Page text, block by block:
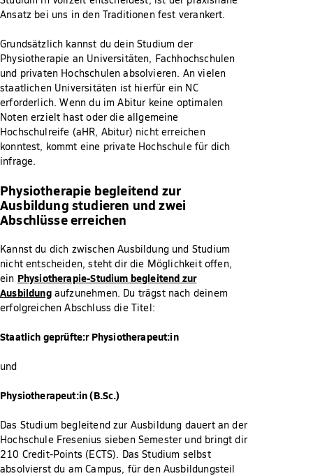
Ansatz bei uns in den Traditionen fest verankert.
Grundsätzlich kannst du dein Studium der
Physiotherapie an Universitäten, Fachhochschulen
und privaten Hochschulen absolvieren. An vielen
staatlichen Universitäten ist hierfür ein NC
erforderlich. Wenn du im Abitur keine optimalen
Noten erzielt hast oder die allgemeine
Hochschulreife (aHR, Abitur) nicht erreichen
konntest, kommt eine private Hochschule für dich
infrage.
Physiotherapie begleitend zur
Ausbildung studieren und zwei
Abschlüsse erreichen
Kannst du dich zwischen Ausbildung und Studium
nicht entscheiden, steht dir die Möglichkeit offen,
ein Physiotherapie-Studium begleitend zur
Ausbildungaufzunehmen. Du trägst nach deinem
erfolgreichen Abschluss die Titel:
Staatlich geprüfte:r Physiotherapeut:in
und
Physiotherapeut:in (B.Sc.)
Das Studium begleitend zur Ausbildung dauert an der
Hochschule Fresenius sieben Semester und bringt dir
210 Credit-Points (ECTS). Das Studium selbst
absolvierst du am Campus, für den Ausbildungsteil